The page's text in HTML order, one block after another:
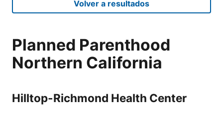
Volver a resultados
Planned Parenthood
Northern California
Hilltop-Richmond Health Center